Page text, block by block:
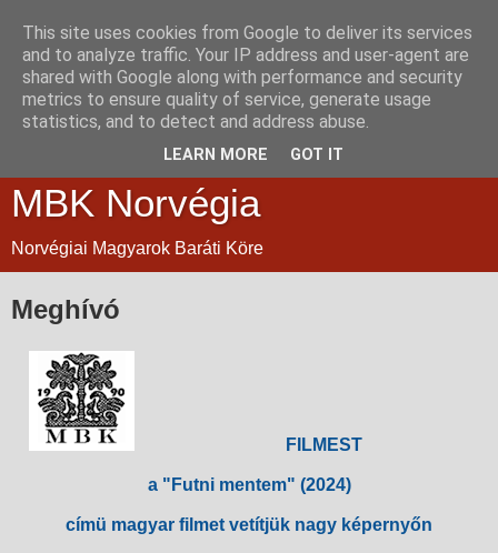
MBK Norvégia
Norvégiai Magyarok Baráti Köre
Meghívó
FILMEST
a " Futni mentem" (2024)
címü magyar filmet vetítjük nagy képernyőn
This site uses cookies from Google to deliver its services
and to analyze traffic. Your IP address and user-agent are
shared with Google along with performance and security
metrics to ensure quality of service, generate usage
statistics, and to detect and address abuse.
LEARN MORE GOT IT